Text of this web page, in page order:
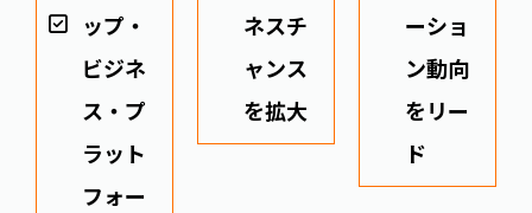
ップ・
ビジネ
ス・プ
ラット
フォー
ネスチ
ャンス
を拡大
ーショ
ン動向
をリー
ド